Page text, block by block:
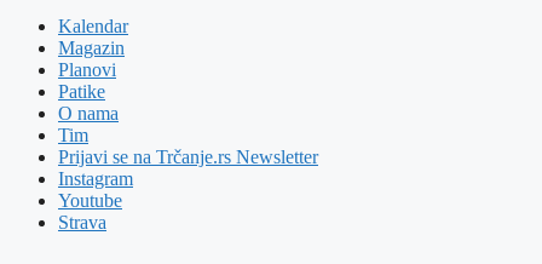
Kalendar
Magazin
Planovi
Patike
O nama
Tim
Prijavi se na Trčanje.rs Newsletter
Instagram
Youtube
Strava